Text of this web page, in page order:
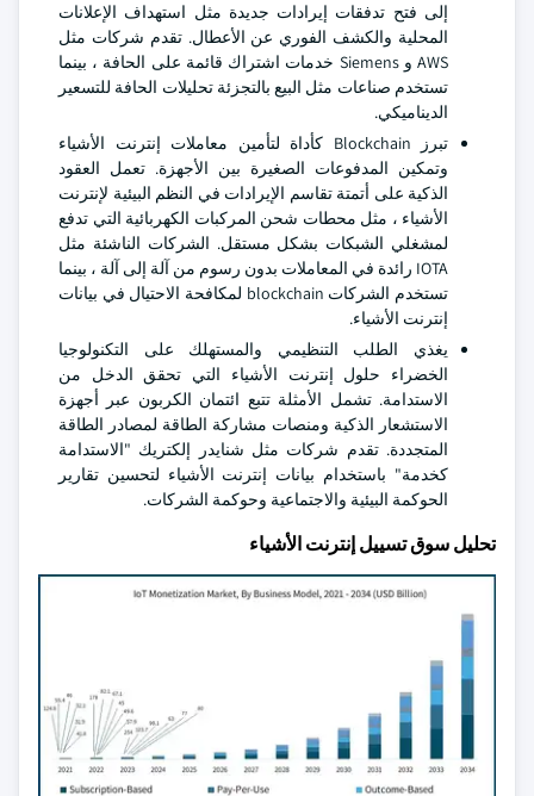
إلى فتح تدفقات إيرادات جديدة مثل استهداف الإعلانات
المحلية والكشف الفوري عن الأعطال. تقدم شركات مثل
AWS و Siemens خدمات اشتراك قائمة على الحافة ، بينما
تستخدم صناعات مثل البيع بالتجزئة تحليلات الحافة للتسعير
الديناميكي.
تبرز Blockchain كأداة لتأمين معاملات إنترنت الأشياء
وتمكين المدفوعات الصغيرة بين الأجهزة. تعمل العقود
الذكية على أتمتة تقاسم الإيرادات في النظم البيئية لإنترنت
الأشياء ، مثل محطات شحن المركبات الكهربائية التي تدفع
لمشغلي الشبكات بشكل مستقل. الشركات الناشئة مثل
IOTA رائدة في المعاملات بدون رسوم من آلة إلى آلة ، بينما
تستخدم الشركات blockchain لمكافحة الاحتيال في بيانات
إنترنت الأشياء.
يغذي الطلب التنظيمي والمستهلك على التكنولوجيا
الخضراء حلول إنترنت الأشياء التي تحقق الدخل من
الاستدامة. تشمل الأمثلة تتبع ائتمان الكربون عبر أجهزة
الاستشعار الذكية ومنصات مشاركة الطاقة لمصادر الطاقة
المتجددة. تقدم شركات مثل شنايدر إلكتريك "الاستدامة
كخدمة" باستخدام بيانات إنترنت الأشياء لتحسين تقارير
الحوكمة البيئية والاجتماعية وحوكمة الشركات.
تحليل سوق تسييل إنترنت الأشياء